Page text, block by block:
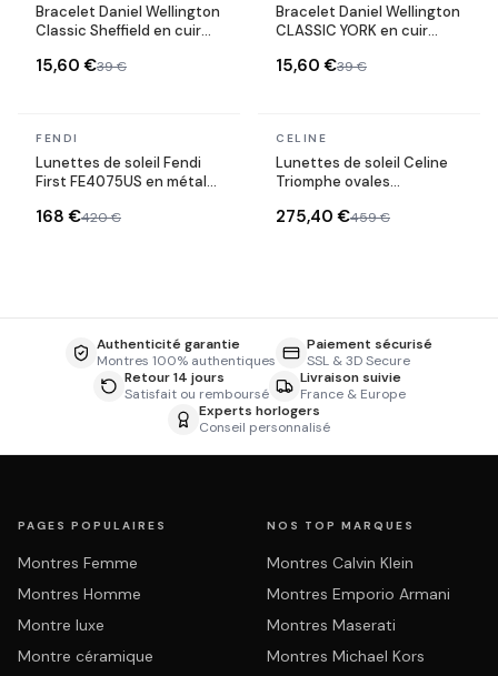
Bracelet Daniel Wellington
Classic Sheffield en cuir
15,60 €39 €
Bracelet Daniel Wellington
CLASSIC YORK en cuir
15,60 €39 €
En stock
FENDI
Lunettes de soleil Fendi
First FE4075US en métal
168 €420 €
En stock
CELINE
Lunettes de soleil Celine
Triomphe ovales
275,40 €459 €
Authenticité garantie
Montres 100% authentiques
Paiement sécurisé
SSL & 3D Secure
Retour 14 jours
Satisfait ou remboursé
Livraison suivie
France & Europe
Experts horlogers
Conseil personnalisé
PAGES POPULAIRES
Montres Femme
Montres Homme
Montre luxe
Montre céramique
NOS TOP MARQUES
Montres Calvin Klein
Montres Emporio Armani
Montres Maserati
Montres Michael Kors